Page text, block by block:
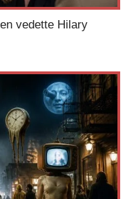
vedette Hilary